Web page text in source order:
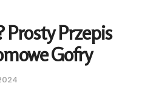
Prosty Przepis
Gofry